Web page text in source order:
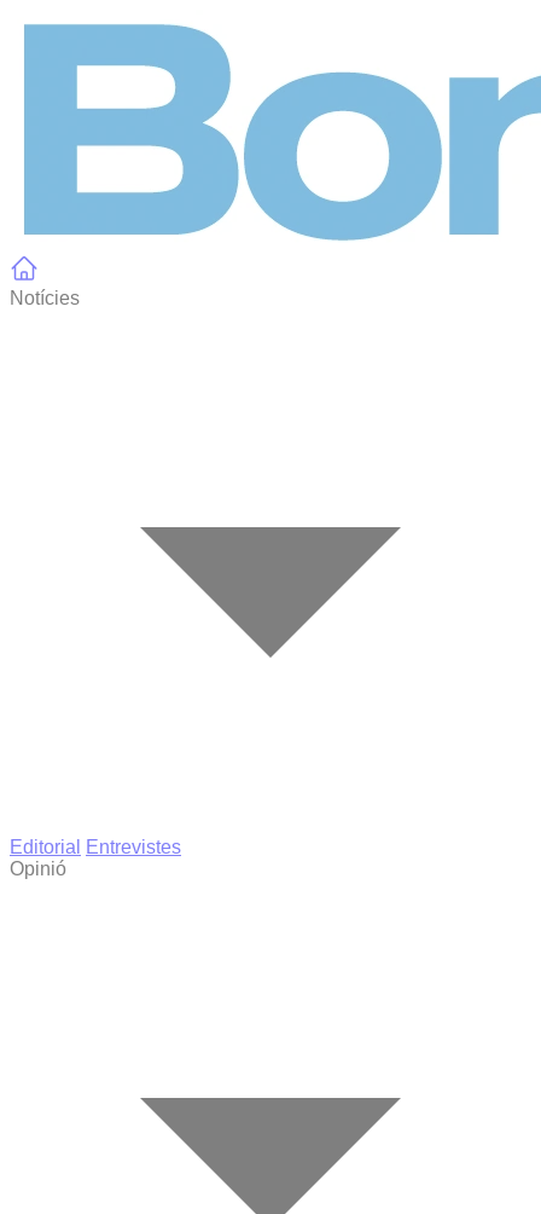
Notícies
Editorial
Entrevistes
Opinió